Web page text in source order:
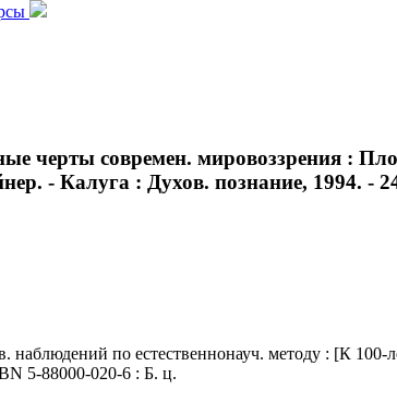
черты современ. мировоззрения :
- Калуга : Духов. познание, 1994. -
по естественнонауч. методу : [К
5-88000-020-6 : Б. ц.